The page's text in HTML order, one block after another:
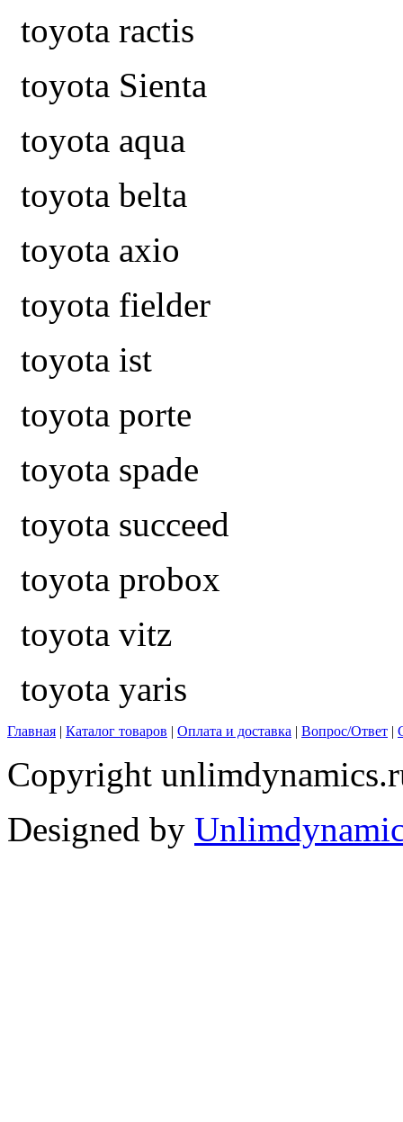
toyota ractis
toyota Sienta
toyota aqua
toyota belta
toyota axio
toyota fielder
toyota ist
toyota porte
toyota spade
toyota succeed
toyota probox
toyota vitz
toyota yaris
Главная | Каталог товаров | Оплата и доставка | Вопрос/Ответ |
Copyright
Designed by